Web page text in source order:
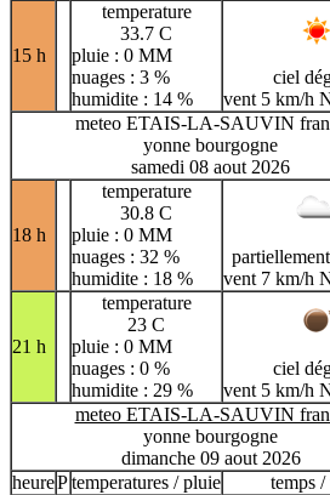
15 h
temperature
33.7 C
pluie : 0 MM
nuages : 3 %
humidite : 14 %
ciel
vent 5 km/h
meteo ETAIS-LA-SAUVIN
yonne bourgogne
samedi 08 aout 2026
18 h
temperature
30.8 C
pluie : 0 MM
nuages : 32 %
humidite : 18 %
vent 7 km/h
21 h
temperature
23 C
pluie : 0 MM
nuages : 0 %
humidite : 29 %
ciel
vent 5 km/h
meteo ETAIS-LA-SAUVIN
yonne bourgogne
dimanche 09 aout 2026
heurePtemperatures / pluie temps /